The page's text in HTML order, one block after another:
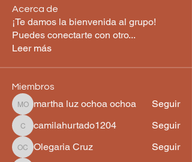
Acerca de
¡Te damos la bienvenida al grupo!
Puedes conectarte con otro...
Leer más
Miembros
martha luz ochoa ochoa
martha luz ochoa ochoa Seguir
camilahurtado1204
camilahurtado1204 Seguir
Olegaria Cruz
Olegaria Cruz Seguir